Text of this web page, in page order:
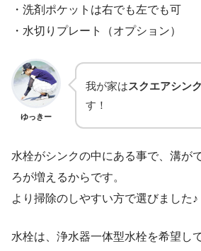
・洗剤ポケットは右でも左でも可
・水切りプレート（オプション）
ゆっきー
我が家はスクエアシンク
す！
水栓がシンクの中にある事で、溝が
ろが増えるからです。
より掃除のしやすい方で選びました♪
水栓は、浄水器一体型水栓を希望し